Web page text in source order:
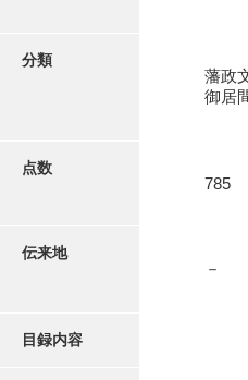
江府書簡録
分類
藩政
御居
点数
785
伝来地
－
目録内容